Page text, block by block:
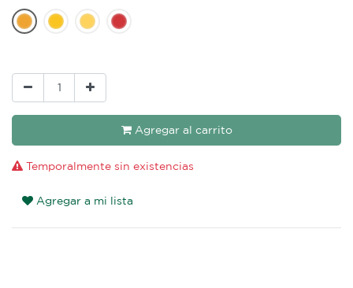
Agregar al carrito
Temporalmente sin existencias
Agregar a mi lista